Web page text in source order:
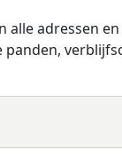
alle adressen
panden,